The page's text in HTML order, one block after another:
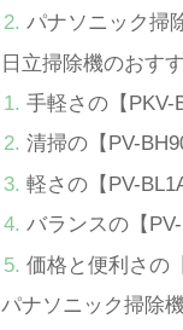
パナソニック掃
日立掃除機のおす
手軽さの【PKV-
清掃の【PV-
軽さの【PV-
バランスの【PV-
価格と便利さの
パナソニック掃除